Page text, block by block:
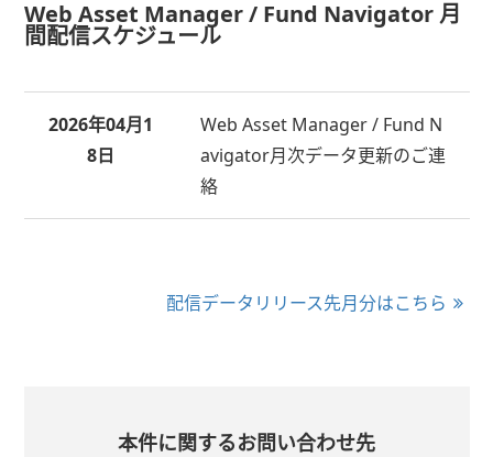
Web Asset Manager / Fund Navigator 月
間配信スケジュール
2026年04月1
8日
Web Asset Manager / Fund N
avigator月次データ更新のご連
絡
配信データリリース先月分はこちら
本件に関するお問い合わせ先